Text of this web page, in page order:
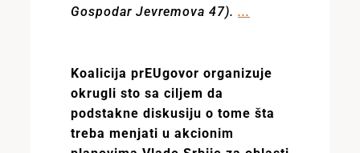
Gospodar Jevremova 47). ...
Koalicija prEUgovor organizuje
okrugli sto sa ciljem da
podstakne diskusiju o tome šta
treba menjati u akcionim